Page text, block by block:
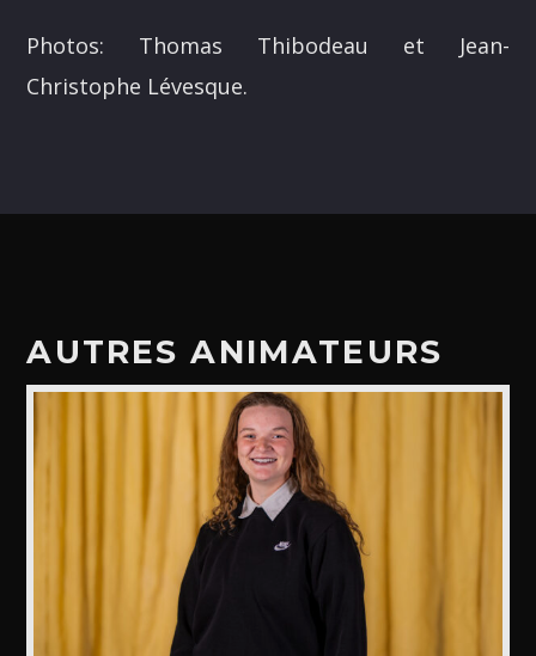
Photos: Thomas Thibodeau et Jean-
Christophe Lévesque.
AUTRES ANIMATEURS